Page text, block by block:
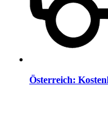
Österreich: